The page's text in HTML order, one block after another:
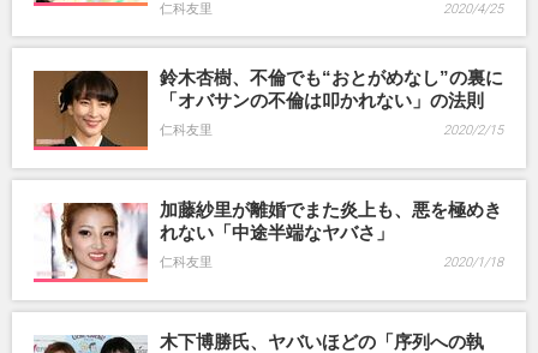
仁科友里 2020/4/25
鈴木杏樹、不倫でも“おとがめなし”の裏に
「オバサンの不倫は叩かれない」の法則
仁科友里 2020/2/15
加藤紗里が離婚でまた炎上も、悪を極めき
れない「中途半端なヤバさ」
仁科友里 2020/1/18
木下博勝氏、ヤバいほどの「序列への執